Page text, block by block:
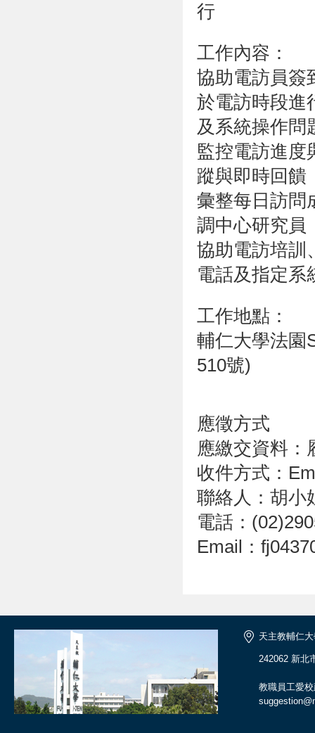
行
工作內容：
協助電訪員簽
於電訪時段進
及系統操作問
監控電訪進度
蹤與即時回饋
彙整每日訪問
調中心研究員
協助電訪培訓
電話及指定系
工作地點：
輔仁大學法園
510號)
應徵方式
應繳交資料：
收件方式：
聯絡人：胡小
電話：
Email：
天主教輔仁
242062 新北
教職員工愛